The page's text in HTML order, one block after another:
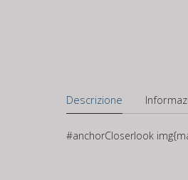
Descrizione
#anchorCloserlook